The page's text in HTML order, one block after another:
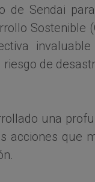
Sendai
Sostenible
de
una
acciones que